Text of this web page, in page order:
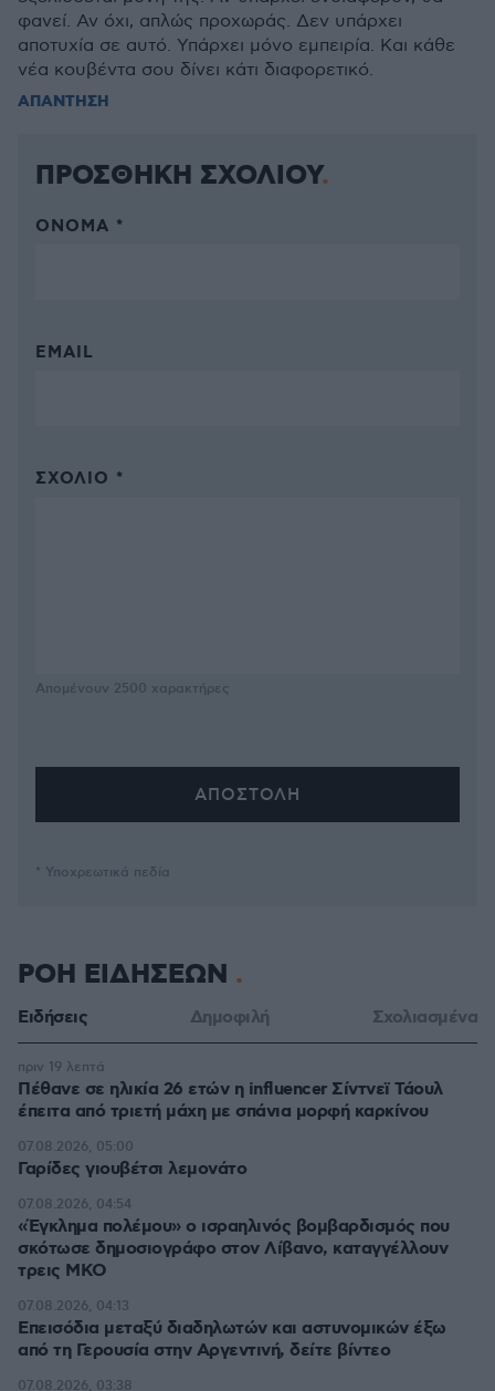
φανεί. Αν όχι, απλώς προχωράς. Δεν υπάρχει
αποτυχία σε αυτό. Υπάρχει μόνο εμπειρία. Και κάθε
νέα κουβέντα σου δίνει κάτι διαφορετικό.
ΑΠΑΝΤΗΣΗ
ΠΡΟΣΘΗΚΗ ΣΧΟΛΙΟΥ
ΌΝΟΜΑ *
EMAIL
ΣΧΌΛΙΟ *
Απομένουν 2500 χαρακτήρες
* Υποχρεωτικά πεδία
ΡΟΗ ΕΙΔΗΣΕΩΝ
Ειδήσεις Δημοφιλή Σχολιασμένα
Πέθανε σε ηλικία 26 ετών η influencer Σίντνεϊ Τάουλ
έπειτα από τριετή μάχη με σπάνια μορφή καρκίνου
πριν 19 λεπτά
Γαρίδες γιουβέτσι λεμονάτο
07.08.2026, 05:00
«Έγκλημα πολέμου» ο ισραηλινός βομβαρδισμός που
σκότωσε δημοσιογράφο στον Λίβανο, καταγγέλλουν
τρεις ΜΚΟ
07.08.2026, 04:54
Επεισόδια μεταξύ διαδηλωτών και αστυνομικών έξω
από τη Γερουσία στην Αργεντινή, δείτε βίντεο
07.08.2026, 04:13
07.08.2026, 03:38